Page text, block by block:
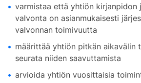
varmistaa että yhtiön kirjanpidon
valvonta on asianmukaisesti
valvonnan toimivuutta
määrittää yhtiön pitkän aikavälin
seurata niiden saavuttamista
arvioida yhtiön vuosittaisia